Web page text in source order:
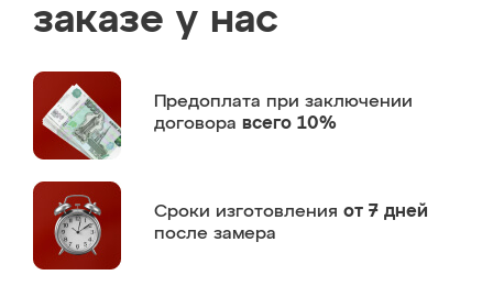
заказе у нас
Предоплата при заключении
договора всего 10%
Сроки изготовления от 7 дней
после замера